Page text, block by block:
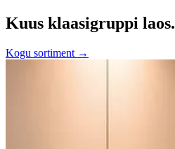
Kuus klaasigruppi laos.
Kogu sortiment →